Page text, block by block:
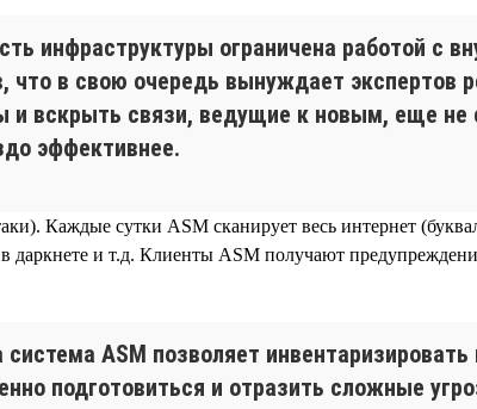
инфраструктуры ограничена работой с
в свою очередь вынуждает экспертов
и вскрыть связи, ведущие к новым, еще не
эффективнее.
Каждые сутки ASM сканирует весь интернет
и т.д. Клиенты ASM получают
ASM позволяет инвентаризировать
подготовиться и отразить сложные